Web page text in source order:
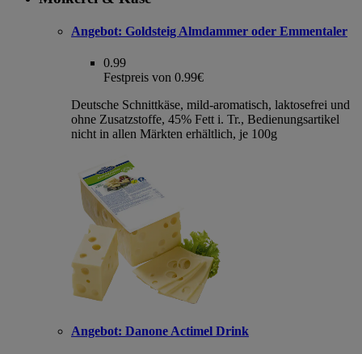
Angebot: Goldsteig Almdammer oder Emmentaler
0.99
Festpreis von 0.99€
Deutsche Schnittkäse, mild-aromatisch, laktosefrei und
ohne Zusatzstoffe, 45% Fett i. Tr., Bedienungsartikel
nicht in allen Märkten erhältlich, je 100g
Angebot: Danone Actimel Drink